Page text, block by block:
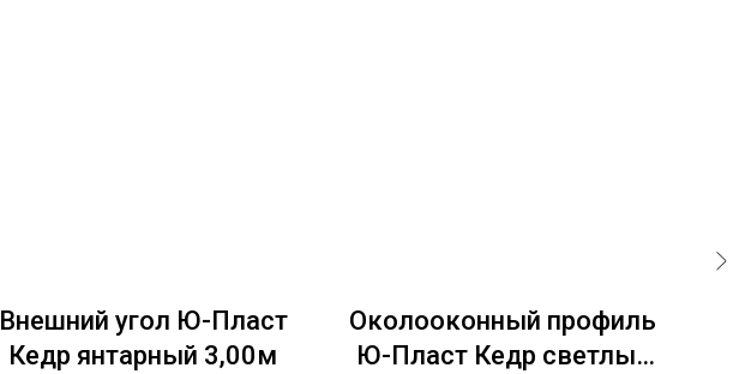
Внешний угол Ю-Пласт
Кедр янтарный 3,00м
Околооконный профиль
Ю-Пласт Кедр светлый